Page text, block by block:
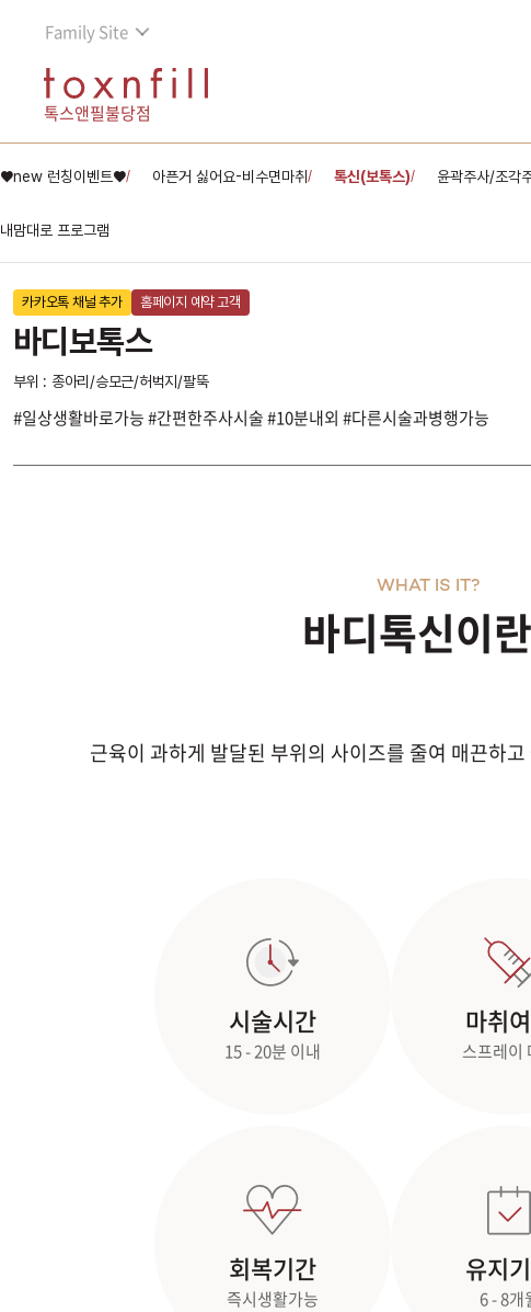
Family Site
톡스앤필불당점
♥new 런칭이벤트♥/ 아픈거 싫어요-비수면마취/ 톡신(보톡스)/ 윤곽주사/조각
내맘대로 프로그램
카카오톡 채널 추가 홈페이지 예약 고객
바디보톡스
부위 : 종아리/승모근/허벅지/팔뚝
#일상생활바로가능 #간편한주사시술 #10분내외 #다른시술과병행가능
바디톡신이
WHAT IS IT?
근육이 과하게 발달된 부위의 사이즈를 줄여 매끈하
시술시간
15 - 20분 이내
마취
스프레이
회복기간
즉시생활가능
유지
6 - 8개